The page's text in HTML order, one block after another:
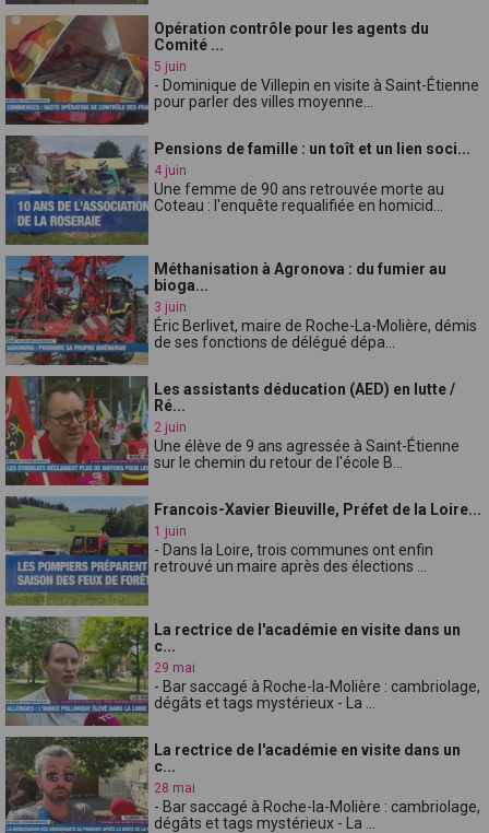
Opération contrôle pour les agents du
Comité ...
5 juin
- Dominique de Villepin en visite à Saint-Étienne
pour parler des villes moyenne...
Pensions de famille : un toît et un lien soci...
4 juin
Une femme de 90 ans retrouvée morte au
Coteau : l'enquête requalifiée en homicid...
Méthanisation à Agronova : du fumier au
bioga...
3 juin
Éric Berlivet, maire de Roche-La-Molière, démis
de ses fonctions de délégué dépa...
Les assistants déducation (AED) en lutte /
Ré...
2 juin
Une élève de 9 ans agressée à Saint-Étienne
sur le chemin du retour de l'école B...
Francois-Xavier Bieuville, Préfet de la Loire...
1 juin
- Dans la Loire, trois communes ont enfin
retrouvé un maire après des élections ...
La rectrice de l'académie en visite dans un
c...
29 mai
- Bar saccagé à Roche-la-Molière : cambriolage,
dégâts et tags mystérieux - La ...
La rectrice de l'académie en visite dans un
c...
28 mai
- Bar saccagé à Roche-la-Molière : cambriolage,
dégâts et tags mystérieux - La ...